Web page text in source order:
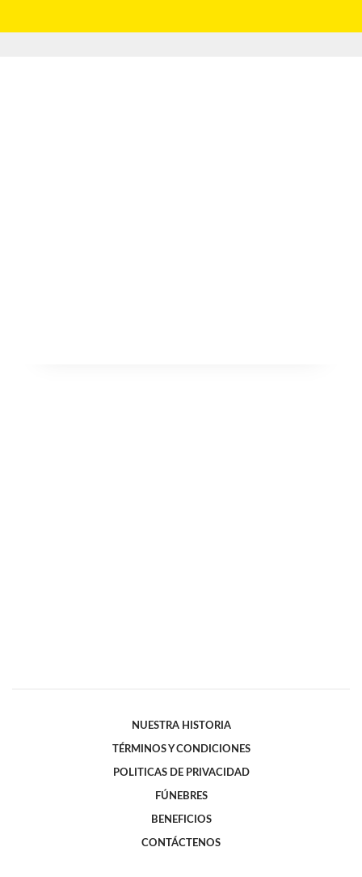
NUESTRA HISTORIA
TÉRMINOS Y CONDICIONES
POLITICAS DE PRIVACIDAD
FÚNEBRES
BENEFICIOS
CONTÁCTENOS